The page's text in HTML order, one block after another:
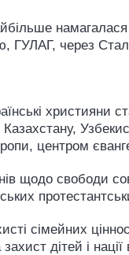
ГУЛАГ, через
християни
центром
щодо свободи
сімейних
дітей і